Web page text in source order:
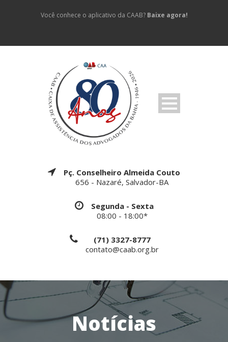
Você conhece o aplicativo da CAAB? Baixe agora!
Pç. Conselheiro Almeida Couto
656 - Nazaré, Salvador-BA
Segunda - Sexta
08:00 - 18:00*
(71) 3327-8777
contato@caab.org.br
Notícias